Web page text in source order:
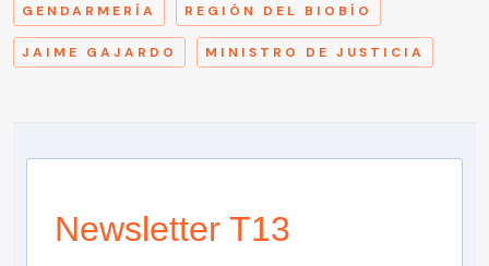
GENDARMERÍA REGIÓN DEL BIOBÍO
JAIME GAJARDO MINISTRO DE JUSTICIA
Newsletter T13